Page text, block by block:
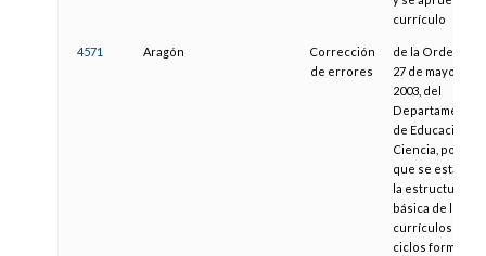
currículo
4571 Aragón
Corrección
de errores
de la Orden de
27 de mayo de
2003, del
Departamento
de Educación y
Ciencia, por la
que se
la estructura
básica de los
currículos de
ciclos